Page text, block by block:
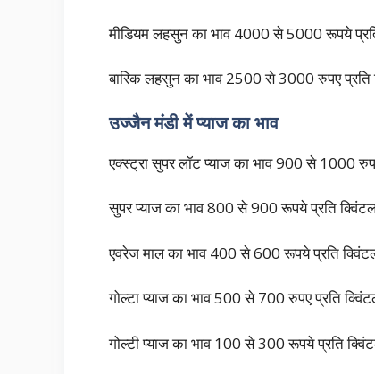
मीडियम लहसुन का भाव 4000 से 5000 रूपये
बारिक लहसुन का भाव 2500 से 3000 रुपए प्रति
उज्जैन मंडी में प्याज का भाव
एक्स्ट्रा सुपर लॉट प्याज का भाव 900 से 1000
सुपर प्याज का भाव 800 से 900 रूपये प्रति
एवरेज माल का भाव 400 से 600 रूपये प्रति
गोल्टा प्याज का भाव 500 से 700 रुपए प्रति
गोल्टी प्याज का भाव 100 से 300 रूपये प्रति